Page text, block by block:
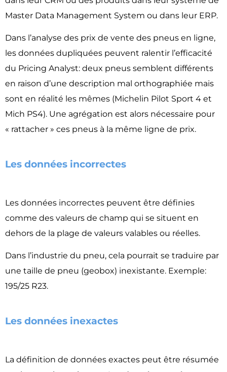
Master Data Management System ou dans leur ERP.
Dans l’analyse des prix de vente des pneus en ligne,
les données dupliquées peuvent ralentir l’efficacité
du Pricing Analyst: deux pneus semblent différents
en raison d’une description mal orthographiée mais
sont en réalité les mêmes (Michelin Pilot Sport 4 et
Mich PS4). Une agrégation est alors nécessaire pour
« rattacher » ces pneus à la même ligne de prix.
Les données incorrectes​
Les données incorrectes peuvent être définies
comme des valeurs de champ qui se situent en
dehors de la plage de valeurs valables ou réelles.
Dans l’industrie du pneu, cela pourrait se traduire par
une taille de pneu (geobox) inexistante. Exemple:
195/25 R23.
Les données inexactes​​
La définition de données exactes peut être résumée